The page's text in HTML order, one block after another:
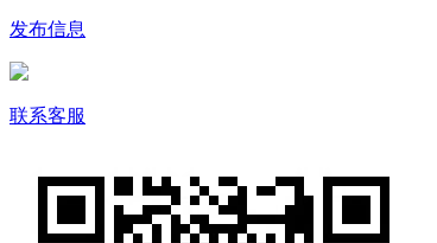
发布信息
联系客服